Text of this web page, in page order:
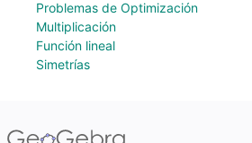
Problemas de Optimización
Multiplicación
Función lineal
Simetrías